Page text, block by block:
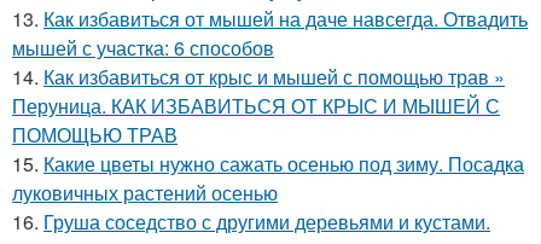
13. Как избавиться от мышей на даче навсегда. Отвадить
мышей с участка: 6 способов
14. Как избавиться от крыс и мышей с помощью трав »
Перуница. КАК ИЗБАВИТЬСЯ ОТ КРЫС И МЫШЕЙ С
ПОМОЩЬЮ ТРАВ
15. Какие цветы нужно сажать осенью под зиму. Посадка
луковичных растений осенью
16. Груша соседство с другими деревьями и кустами.